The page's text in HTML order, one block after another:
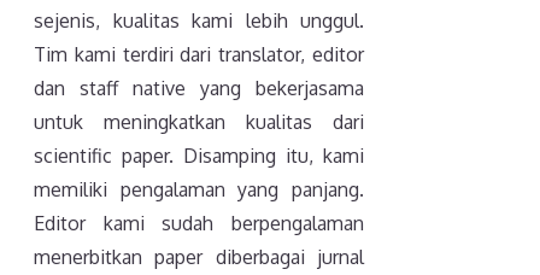
sejenis, kualitas kami lebih unggul.
Tim kami terdiri dari translator, editor
dan staff native yang bekerjasama
untuk meningkatkan kualitas dari
scientific paper. Disamping itu, kami
memiliki pengalaman yang panjang.
Editor kami sudah berpengalaman
menerbitkan paper diberbagai jurnal